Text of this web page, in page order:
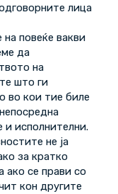
лица
повеќе вакви
да
на
што ги
во кои тие биле
и исполнителни.
не ја
за кратко
ако се прави со
кон другите